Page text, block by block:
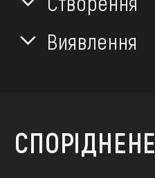
Виявлення
СПОРІДНЕНЕ